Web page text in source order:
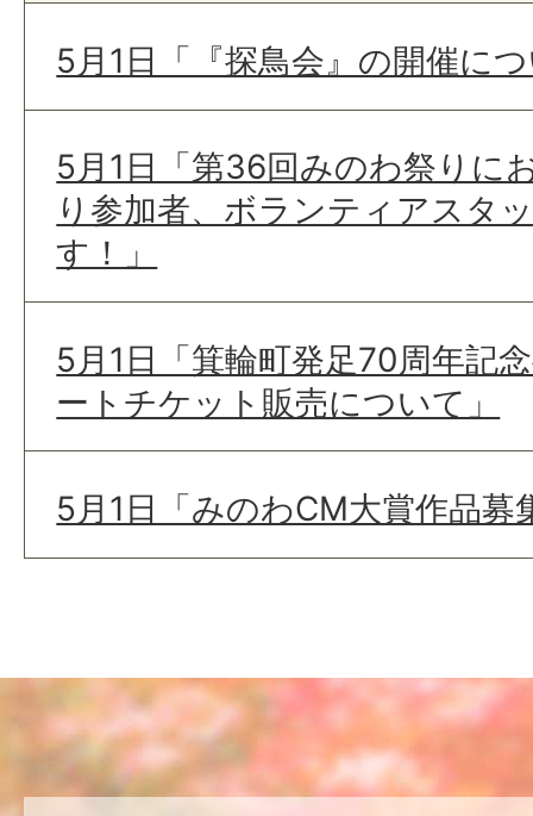
5月1日「『探鳥会』の開催に
5月1日「第36回みのわ祭りに
り参加者、ボランティアスタ
す！」
5月1日「箕輪町発足70周年記
ートチケット販売について」
5月1日「みのわCM大賞作品募